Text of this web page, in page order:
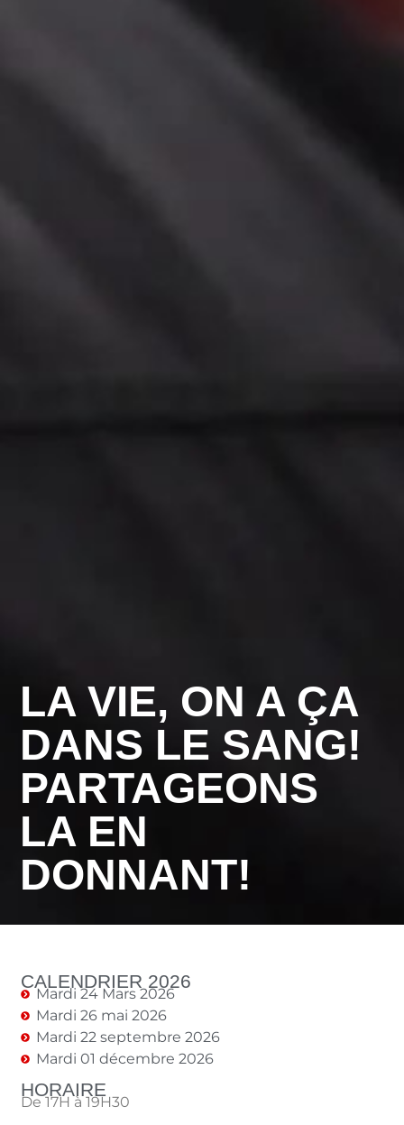
LA VIE, ON A ÇA
DANS LE SANG!
PARTAGEONS
LA EN
DONNANT!
CALENDRIER 2026
Mardi 24 Mars 2026
Mardi 26 mai 2026
Mardi 22 septembre 2026
Mardi 01 décembre 2026
HORAIRE
De 17H à 19H30